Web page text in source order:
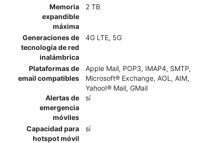
Memoria
expandible
máxima
2 TB
Generaciones de
tecnología de red
inalámbrica
4G LTE, 5G
Plataformas de
email compatibles
Apple Mail, POP3, IMAP4, SMTP,
Microsoft® Exchange, AOL, AIM,
Yahoo!® Mail, GMail
Alertas de
emergencia
móviles
sí
Capacidad para
hotspot móvil
sí